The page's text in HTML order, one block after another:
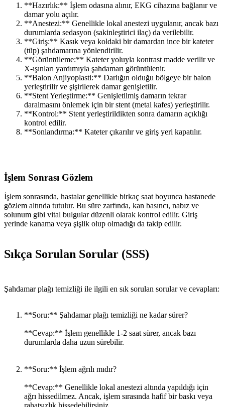
**Hazırlık:** İşlem odasına alınır, EKG cihazına bağlanır ve
damar yolu açılır.
**Anestezi:** Genellikle lokal anestezi uygulanır, ancak bazı
durumlarda sedasyon (sakinleştirici ilaç) da verilebilir.
**Giriş:** Kasık veya koldaki bir damardan ince bir kateter
(tüp) şahdamarına yönlendirilir.
**Görüntüleme:** Kateter yoluyla kontrast madde verilir ve
X-ışınları yardımıyla şahdamarı görüntülenir.
**Balon Anjiyoplasti:** Darlığın olduğu bölgeye bir balon
yerleştirilir ve şişirilerek damar genişletilir.
**Stent Yerleştirme:** Genişletilmiş damarın tekrar
daralmasını önlemek için bir stent (metal kafes) yerleştirilir.
**Kontrol:** Stent yerleştirildikten sonra damarın açıklığı
kontrol edilir.
**Sonlandırma:** Kateter çıkarılır ve giriş yeri kapatılır.
İşlem Sonrası Gözlem
İşlem sonrasında, hastalar genellikle birkaç saat boyunca hastanede
gözlem altında tutulur. Bu süre zarfında, kan basıncı, nabız ve
solunum gibi vital bulgular düzenli olarak kontrol edilir. Giriş
yerinde kanama veya şişlik olup olmadığı da takip edilir.
Sıkça Sorulan Sorular (SSS)
Şahdamar plağı temizliği ile ilgili en sık sorulan sorular ve cevapları:
**Soru:** Şahdamar plağı temizliği ne kadar sürer?
**Cevap:** İşlem genellikle 1-2 saat sürer, ancak bazı
durumlarda daha uzun sürebilir.
**Soru:** İşlem ağrılı mıdır?
**Cevap:** Genellikle lokal anestezi altında yapıldığı için
ağrı hissedilmez. Ancak, işlem sırasında hafif bir baskı veya